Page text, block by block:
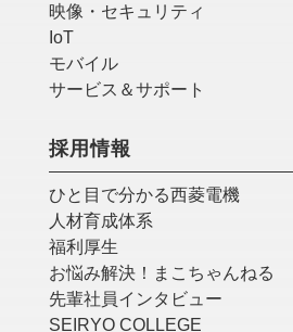
映像・セキュリティ
IoT
モバイル
サービス＆サポート
採用情報
ひと目で分かる西菱電機
人材育成体系
福利厚生
お悩み解決！まこちゃんねる
先輩社員インタビュー
SEIRYO COLLEGE